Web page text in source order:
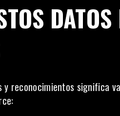
y reconocimientos significa